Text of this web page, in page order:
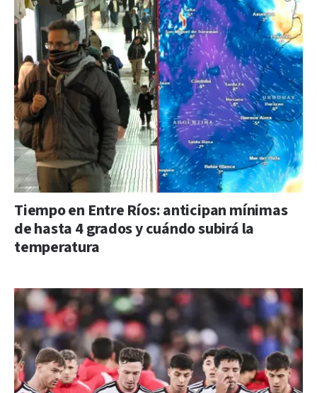
Tiempo en Entre Ríos: anticipan mínimas
de hasta 4 grados y cuándo subirá la
temperatura